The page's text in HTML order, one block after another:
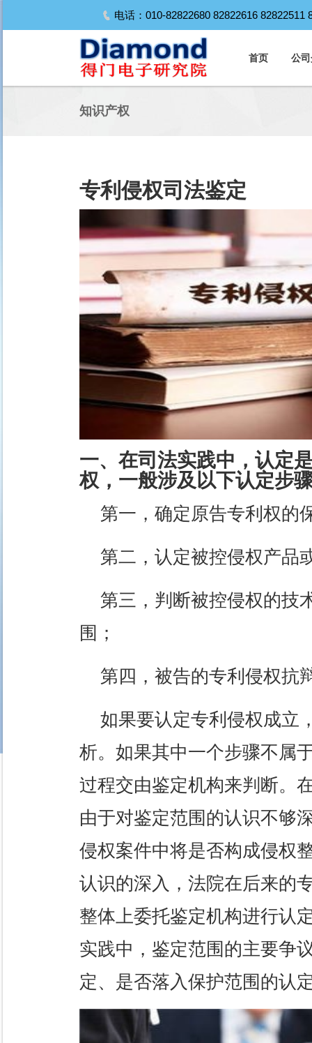
电话：010-82822680 82822616
首页 公
知识产权
专利侵权司法鉴定
一、在司法实践中，认定
权，一般涉及以下认定步
第一，确定原告专利权的
第二，认定被控侵权产品
第三，判断被控侵权的技
围；
第四，被告的专利侵权抗
如果要认定专利侵权成立
析。如果其中一个步骤不属
过程交由鉴定机构来判断。
由于对鉴定范围的认识不够
侵权案件中将是否构成侵权
认识的深入，法院在后来的
整体上委托鉴定机构进行认
实践中，鉴定范围的主要争
定、是否落入保护范围的认